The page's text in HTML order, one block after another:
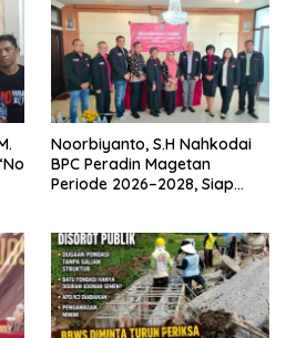
Noorbiyanto, S.H Nahkodai
BPC Peradin Magetan
Periode 2026–2028, Siap